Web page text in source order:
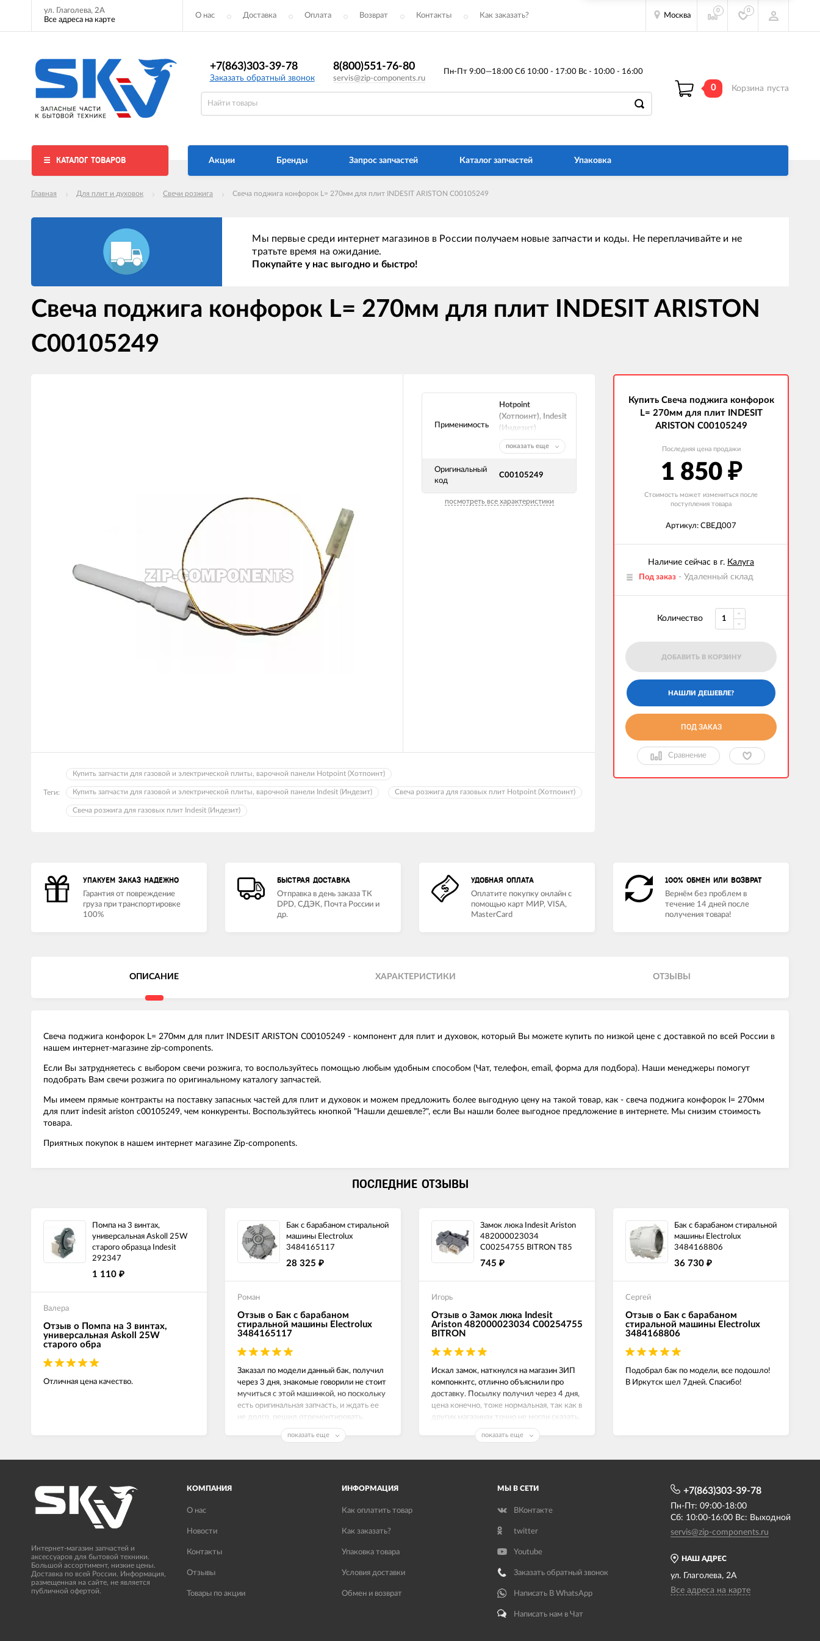
ул. Глаголева, 2А
Все адреса на карте
О нас Доставка Оплата Возврат Контакты Как заказать? Москва
0 0
+7(863)303-39-78
Заказать обратный звонок
8(800)551-76-80
servis@zip-components.ru
Пн-Пт 9:00—18:00 Сб 10:00 - 17:00 Вс - 10:00 - 16:00
0 Корзина пуста
КАТАЛОГ ТОВАРОВ Акции Бренды Запрос запчастей Каталог запчастей Упаковка
Главная Для плит и духовок Свечи розжига Свеча поджига конфорок L= 270мм для плит INDESIT ARISTON C00105249
Мы первые среди интернет магазинов в России получаем новые запчасти и коды. Не переплачивайте и не
тратьте время на ожидание.
Покупайте у нас выгодно и быстро!
Свеча поджига конфорок L= 270мм для плит INDESIT ARISTON
C00105249
Применимость
Hotpoint
(Хотпоинт), Indesit
(Индезит)
показать еще
Оригинальный
код
C00105249
посмотреть все характеристики
Теги:
Купить запчасти для газовой и электрической плиты, варочной панели Hotpoint (Хотпоинт)
Купить запчасти для газовой и электрической плиты, варочной панели Indesit (Индезит) Свеча розжига для газовых плит Hotpoint (Хотпоинт)
Свеча розжига для газовых плит Indesit (Индезит)
Купить Свеча поджига конфорок
L= 270мм для плит INDESIT
ARISTON C00105249
Последняя цена продажи
1 850 ₽
Стоимость может измениться после
поступления товара
Артикул: СВЕД007
Наличие сейчас в г. Калуга
Под заказ - Удаленный склад
Количество
ДОБАВИТЬ В КОРЗИНУ
ПОД ЗАКАЗ
Сравнение
УПАКУЕМ ЗАКАЗ НАДЕЖНО
Гарантия от повреждение
груза при транспортировке
100%
БЫСТРАЯ ДОСТАВКА
Отправка в день заказа ТК
DPD, СДЭК, Почта России и
др.
УДОБНАЯ ОПЛАТА
Оплатите покупку онлайн с
помощью карт МИР, VISA,
MasterCard
100% ОБМЕН ИЛИ ВОЗВРАТ
Вернём без проблем в
течение 14 дней после
получения товара!
ОПИСАНИЕ ХАРАКТЕРИСТИКИ ОТЗЫВЫ
Свеча поджига конфорок L= 270мм для плит INDESIT ARISTON C00105249 - компонент для плит и духовок, который Вы можете купить по низкой цене с доставкой по всей России в
нашем интернет-магазине zip-components.
Если Вы затрудняетесь с выбором свечи розжига, то воспользуйтесь помощью любым удобным способом (Чат, телефон, email, форма для подбора). Наши менеджеры помогут
подобрать Вам свечи розжига по оригинальному каталогу запчастей.
Мы имеем прямые контракты на поставку запасных частей для плит и духовок и можем предложить более выгодную цену на такой товар, как - свеча поджига конфорок l= 270мм
для плит indesit ariston c00105249, чем конкуренты. Воспользуйтесь кнопкой "Нашли дешевле?", если Вы нашли более выгодное предложение в интернете. Мы снизим стоимость
товара.
Приятных покупок в нашем интернет магазине Zip-components.
ПОСЛЕДНИЕ ОТЗЫВЫ
Помпа на 3 винтах,
универсальная Askoll 25W
старого образца Indesit
292347
1 110 ₽
Валера
Отзыв о Помпа на 3 винтах,
универсальная Askoll 25W
старого обра
Отличная цена качество.
Бак с барабаном стиральной
машины Electrolux
3484165117
28 325 ₽
Роман
Отзыв о Бак с барабаном
стиральной машины Electrolux
3484165117
Заказал по модели данный бак, получил
через 3 дня, знакомые говорили не стоит
мучиться с этой машинкой, но поскольку
есть оригинальная запчасть, и ждать ее
не долго, решил отремонтировать,
сейчас все работает как часы.
показать еще
Замок люка Indesit Ariston
482000023034
C00254755 BITRON T85
745 ₽
Игорь
Отзыв о Замок люка Indesit
Ariston 482000023034 C00254755
BITRON
Искал замок, наткнулся на магазин ЗИП
компонкнтс, отлично объяснили про
доставку. Посылку получил через 4 дня,
цена конечно, тоже нормальная, так как в
других магазинах точно не могли сказать.
Замок люка на Индезит рабочий,
показать еще
Бак с барабаном стиральной
машины Electrolux
3484168806
36 730 ₽
Сергей
Отзыв о Бак с барабаном
стиральной машины Electrolux
3484168806
Подобрал бак по модели, все подошло!
В Иркутск шел 7дней. Спасибо!
Интернет-магазин запчастей и
аксессуаров для бытовой техники.
Большой ассортимент, низкие цены.
Доставка по всей России. Информация,
размещенная на сайте, не является
публичной офертой.
КОМПАНИЯ
О нас
Новости
Контакты
Отзывы
Товары по акции
ИНФОРМАЦИЯ
Как оплатить товар
Как заказать?
Упаковка товара
Условия доставки
Обмен и возврат
МЫ В СЕТИ
ВКонтакте
twitter
Youtube
Заказать обратный звонок
Написать В WhatsApp
Написать нам в Чат
НАШ АДРЕС
ул. Глаголева, 2А
Все адреса на карте
+7(863)303-39-78
Пн-Пт: 09:00-18:00
Сб: 10:00-16:00 Вс: Выходной
servis@zip-components.ru